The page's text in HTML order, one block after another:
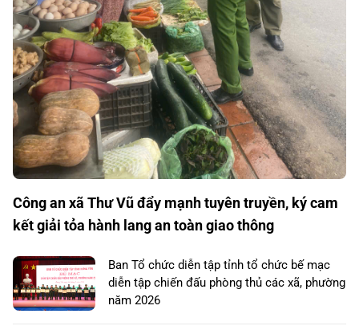
Công an xã Thư Vũ đẩy mạnh tuyên truyền, ký cam
kết giải tỏa hành lang an toàn giao thông
Ban Tổ chức diễn tập tỉnh tổ chức bế mạc
diễn tập chiến đấu phòng thủ các xã, phường
năm 2026